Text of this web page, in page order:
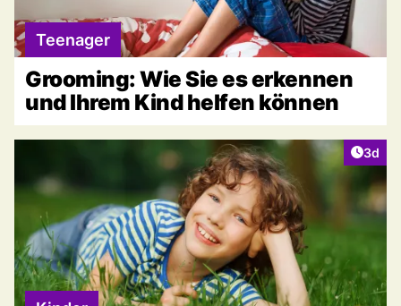
Teenager
Grooming: Wie Sie es erkennen
und Ihrem Kind helfen können
3d